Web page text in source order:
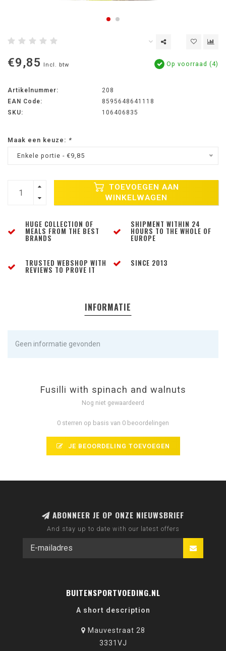
€9,85 Incl. btw Op voorraad (4)
Artikelnummer:
208
EAN Code:
8595648641118
SKU:
106406835
Maak een keuze: *
Enkele portie - €9,85
TOEVOEGEN AAN
WINKELWAGEN
HUGE COLLECTION OF
MEALS FROM THE BEST
BRANDS
SHIPMENT WITHIN 24
HOURS TO THE WHOLE OF
EUROPE
TRUSTED WEBSHOP WITH
REVIEWS TO PROVE IT
SINCE 2013
INFORMATIE
Geen informatie gevonden
Fusilli with spinach and walnuts
Nog niet gewaardeerd
0 sterren op basis van 0 beoordelingen
JE BEOORDELING TOEVOEGEN
ABONNEER JE OP ONZE NIEUWSBRIEF
And stay up to date with our latest offers
BUITENSPORTVOEDING.NL
A short description
Mauvestraat 28
3331VJ